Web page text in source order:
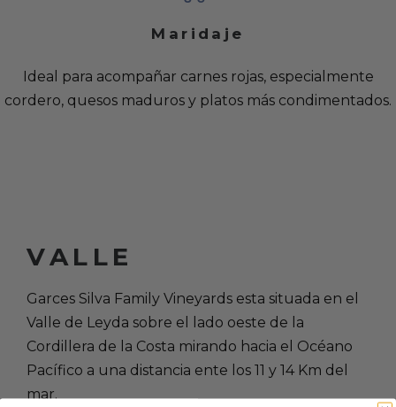
Maridaje
Ideal para acompañar carnes rojas, especialmente
cordero, quesos maduros y platos más condimentados.
VALLE
Garces Silva Family Vineyards esta situada en el
Valle de Leyda sobre el lado oeste de la
Cordillera de la Costa mirando hacia el Océano
Pacífico a una distancia ente los 11 y 14 Km del
mar.